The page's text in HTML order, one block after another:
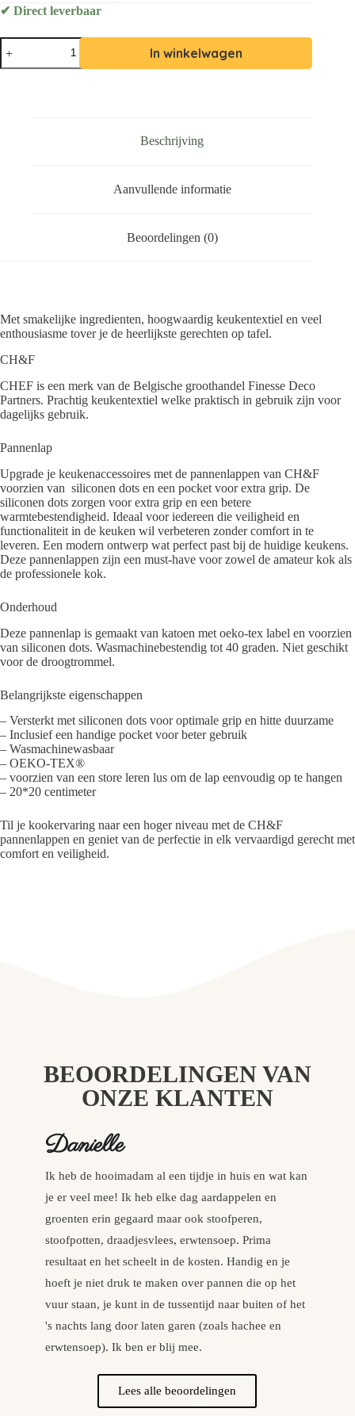
✔ Direct leverbaar
In winkelwagen
Beschrijving
Aanvullende informatie
Beoordelingen (0)
Met smakelijke ingredienten, hoogwaardig keukentextiel en veel
enthousiasme tover je de heerlijkste gerechten op tafel.
CH&F
CHEF is een merk van de Belgische groothandel Finesse Deco
Partners. Prachtig keukentextiel welke praktisch in gebruik zijn voor
dagelijks gebruik.
Pannenlap
Upgrade je keukenaccessoires met de pannenlappen van CH&F
voorzien van siliconen dots en een pocket voor extra grip. De
siliconen dots zorgen voor extra grip en een betere
warmtebestendigheid. Ideaal voor iedereen die veiligheid en
functionaliteit in de keuken wil verbeteren zonder comfort in te
leveren. Een modern ontwerp wat perfect past bij de huidige keukens.
Deze pannenlappen zijn een must-have voor zowel de amateur kok als
de professionele kok.
Onderhoud
Deze pannenlap is gemaakt van katoen met oeko-tex label en voorzien
van siliconen dots. Wasmachinebestendig tot 40 graden. Niet geschikt
voor de droogtrommel.
Belangrijkste eigenschappen
– Versterkt met siliconen dots voor optimale grip en hitte duurzame
– Inclusief een handige pocket voor beter gebruik
– Wasmachinewasbaar
– OEKO-TEX®
– voorzien van een store leren lus om de lap eenvoudig op te hangen
– 20*20 centimeter
Til je kookervaring naar een hoger niveau met de CH&F
pannenlappen en geniet van de perfectie in elk vervaardigd gerecht met
comfort en veiligheid.
BEOORDELINGEN VAN
ONZE KLANTEN
Danielle
Ik heb de hooimadam al een tijdje in huis en wat kan
je er veel mee! Ik heb elke dag aardappelen en
groenten erin gegaard maar ook stoofperen,
stoofpotten, draadjesvlees, erwtensoep. Prima
resultaat en het scheelt in de kosten. Handig en je
hoeft je niet druk te maken over pannen die op het
vuur staan, je kunt in de tussentijd naar buiten of het
's nachts lang door laten garen (zoals hachee en
erwtensoep). Ik ben er blij mee.
Lees alle beoordelingen